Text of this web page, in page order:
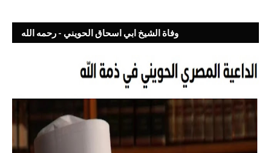
وفاة الشيخ ابي اسحاق الحويني - رحمه الله